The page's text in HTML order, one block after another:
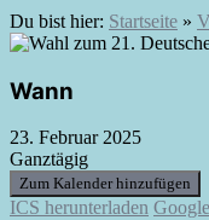
Du bist hier: Startseite »
Wann
23. Februar 2025
Ganztägig
Zum Kalender hinzufügen
ICS herunterladen